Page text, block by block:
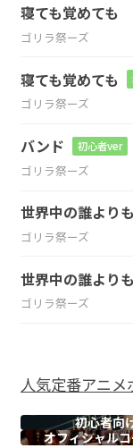
寝ても覚めても
ゴリラ祭ーズ
寝ても覚めても
ゴリラ祭ーズ
バンド 初心者ver
ゴリラ祭ーズ
世界中の誰よりも
ゴリラ祭ーズ
世界中の誰よりも
ゴリラ祭ーズ
人気定番アニメ
初心者向
オフィシャル